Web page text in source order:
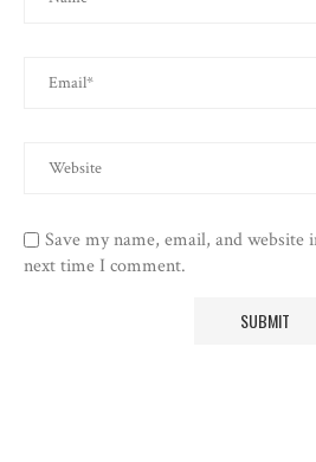
Save my name, email, and
next time I comment.